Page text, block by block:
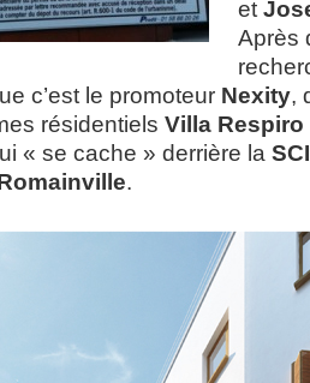
et
Après
c’est le promoteur Nexity,
résidentiels Villa Respiro
« se cache » derrière la
.